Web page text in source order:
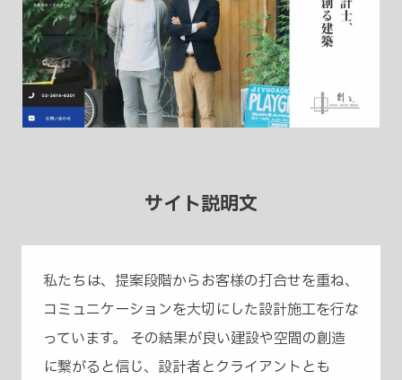
サイト説明文
私たちは、提案段階からお客様の打合せを重ね、
コミュニケーションを大切にした設計施工を行な
っています。 その結果が良い建設や空間の創造
に繋がると信じ、設計者とクライアントとも